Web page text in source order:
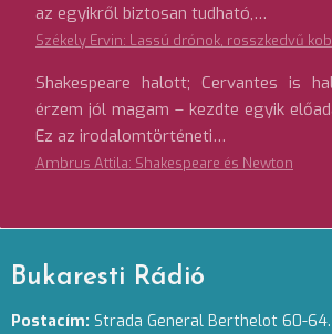
az egyikről biztosan tudható,…
Székely Ervin: Lassú drónok, rosszkedvű
Shakespeare halott; Cervantes is
érzem jól magam – kezdte egyik
Ez az irodalomtörténeti…
Ambrus Attila: Shakespeare és Newton
Bukaresti Rádió
Postacím: Strada General Berthelot 60-64.